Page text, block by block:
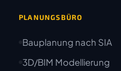
PLANUNGSBÜRO
Bauplanung nach SIA
3D/BIM Modellierung